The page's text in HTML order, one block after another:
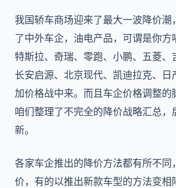
我国轿车商场迎来了最大一波降价潮
了中外车企，油电产品，可谓是你方
特斯拉、奇瑞、零跑、小鹏、五菱、
长安启源、北京现代、凯迪拉克、日
加价格战中来。而且车企价格调整的
咱们整理了不完全的降价战略汇总，
新。
各家车企推出的降价方法都有所不同
价，有的以推出新款车型的方法变相